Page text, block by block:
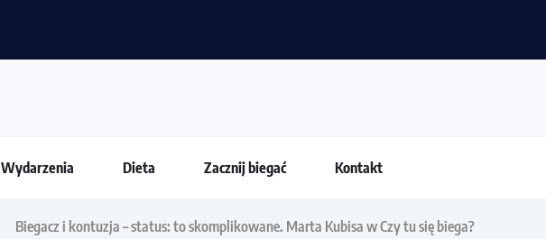
Wydarzenia Dieta Zacznij biegać Kontakt
Biegacz i kontuzja – status: to skomplikowane. Marta Kubisa w Czy tu się biega?